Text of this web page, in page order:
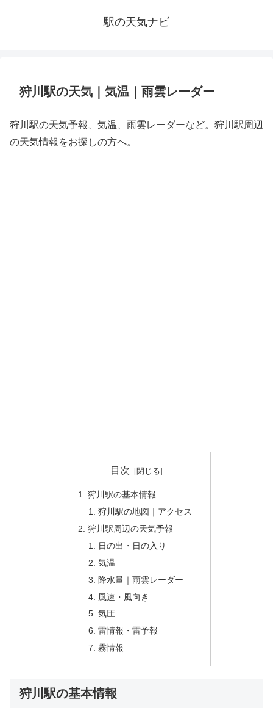
駅の天気ナビ
狩川駅の天気｜気温｜雨雲レーダー
狩川駅の天気予報、気温、雨雲レーダーなど。狩川駅周辺
の天気情報をお探しの方へ。
目次
狩川駅の基本情報
狩川駅の地図｜アクセス
狩川駅周辺の天気予報
日の出・日の入り
気温
降水量｜雨雲レーダー
風速・風向き
気圧
雷情報・雷予報
霧情報
狩川駅の基本情報